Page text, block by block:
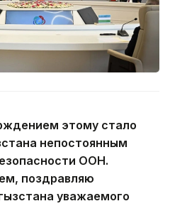
этому стало
непостоянным
ООН.
поздравляю
уважаемого